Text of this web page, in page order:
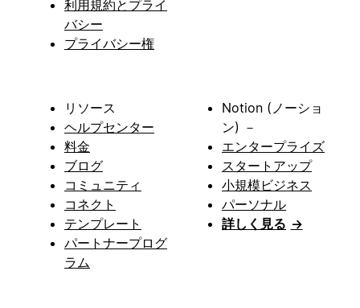
利用規約とプライ
バシー
プライバシー権
リソース
ヘルプセンター
料金
ブログ
コミュニティ
コネクト
テンプレート
パートナープログ
ラム
Notion (ノーショ
ン) －
エンタープライズ
スタートアップ
小規模ビジネス
パーソナル
詳しく見る →